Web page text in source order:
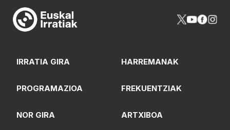
IRRATIA GIRA HARREMANAK
PROGRAMAZIOA FREKUENTZIAK
NOR GIRA ARTXIBOA